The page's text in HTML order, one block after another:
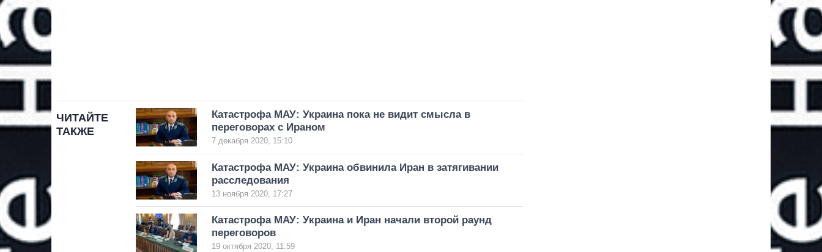
ЧИТАЙТЕ
ТАКЖЕ
Катастрофа МАУ: Украина пока не видит смысла в
переговорах с Ираном
7 декабря 2020, 15:10
Катастрофа МАУ: Украина обвинила Иран в затягивании
расследования
13 ноября 2020, 17:27
Катастрофа МАУ: Украина и Иран начали второй раунд
переговоров
19 октября 2020, 11:59